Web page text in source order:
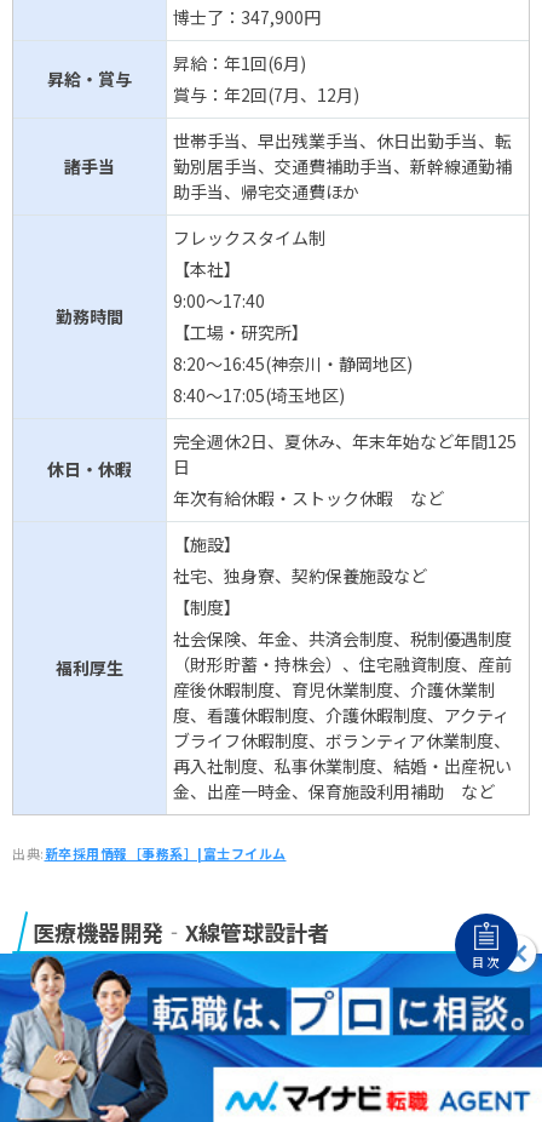
博士了：347,900円
昇給・賞与
昇給：年1回(6月)
賞与：年2回(7月、12月)
諸手当
世帯手当、早出残業手当、休日出勤手当、転
勤別居手当、交通費補助手当、新幹線通勤補
助手当、帰宅交通費ほか
勤務時間
フレックスタイム制
【本社】
9:00～17:40
【工場・研究所】
8:20～16:45(神奈川・静岡地区)
8:40～17:05(埼玉地区)
休日・休暇
完全週休2日、夏休み、年末年始など年間125
日
年次有給休暇・ストック休暇 など
福利厚生
【施設】
社宅、独身寮、契約保養施設など
【制度】
社会保険、年金、共済会制度、税制優遇制度
（財形貯蓄・持株会）、住宅融資制度、産前
産後休暇制度、育児休業制度、介護休業制
度、看護休暇制度、介護休暇制度、アクティ
ブライフ休暇制度、ボランティア休業制度、
再入社制度、私事休業制度、結婚・出産祝い
金、出産一時金、保育施設利用補助 など
出典:新卒採用情報［事務系］|富士フイルム
医療機器開発‐X線管球設計者
応募資格
大卒以上
機械工学の基本知識を有する人(電気、化学、
物理、材料科学分野でも可)
真空プロセスに関わった経験、または高電圧
目次